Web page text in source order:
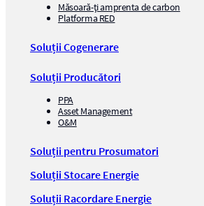
Măsoară-ți amprenta de carbon
Platforma RED
Soluții Cogenerare
Soluții Producători
PPA
Asset Management
O&M
Soluții pentru Prosumatori
Soluții Stocare Energie
Soluții Racordare Energie